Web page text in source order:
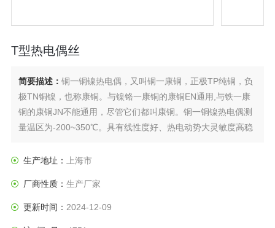
T型热电偶丝
简要描述： 铜一铜镍热电偶，又叫铜一康铜，正极TP纯铜，负
极TN铜镍，也称康铜。与镍铬一康铜的康铜EN通用,与铁一康
铜的康铜JN不能通用，尽管它们都叫康铜。铜一铜镍热电偶测
量温区为-200~350℃。具有线性度好、热电动势大灵敏度高稳
定性好，经低温检定可作为二等标准进行低温量值传递。正极
生产地址： 上海市
厂商性质： 生产厂家
更新时间： 2024-12-09